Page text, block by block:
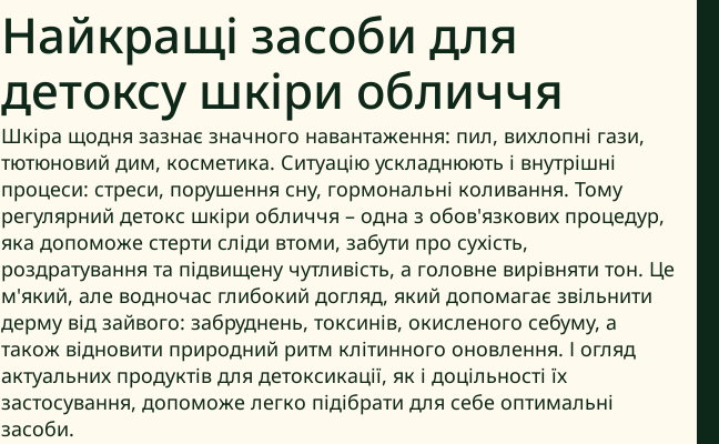
Найкращі засоби для
детоксу шкіри обличчя
Шкіра щодня зазнає значного навантаження: пил, вихлопні гази,
тютюновий дим, косметика. Ситуацію ускладнюють і внутрішні
процеси: стреси, порушення сну, гормональні коливання. Тому
регулярний детокс шкіри обличчя – одна з обов'язкових процедур,
яка допоможе стерти сліди втоми, забути про сухість,
роздратування та підвищену чутливість, а головне вирівняти тон. Це
м'який, але водночас глибокий догляд, який допомагає звільнити
дерму від зайвого: забруднень, токсинів, окисленого себуму, а
також відновити природний ритм клітинного оновлення. І огляд
актуальних продуктів для детоксикації, як і доцільності їх
застосування, допоможе легко підібрати для себе оптимальні
засоби.